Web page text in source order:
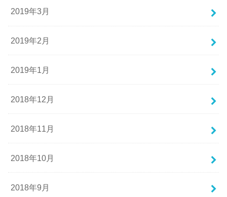
2019年3月
2019年2月
2019年1月
2018年12月
2018年11月
2018年10月
2018年9月